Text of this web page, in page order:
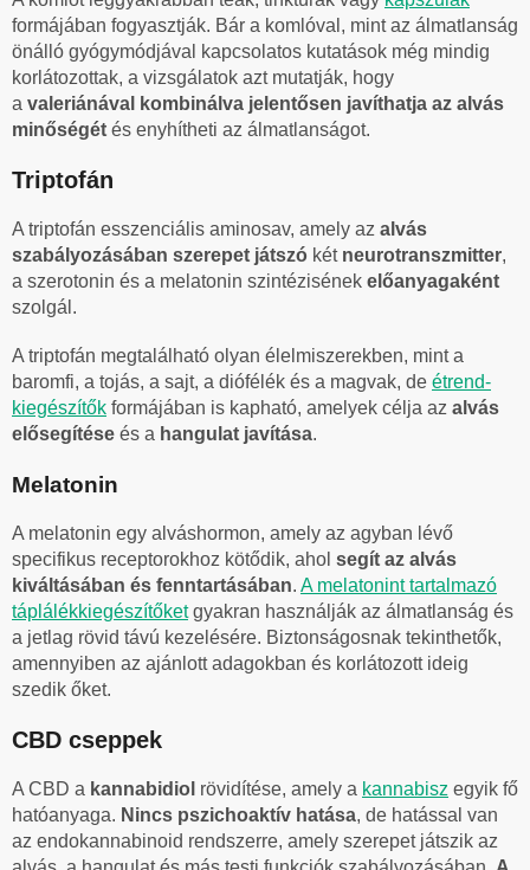
formájában fogyasztják. Bár a komlóval, mint az álmatlanság
önálló gyógymódjával kapcsolatos kutatások még mindig
korlátozottak, a vizsgálatok azt mutatják, hogy
a valeriánával kombinálva jelentősen javíthatja az alvás
minőségét és enyhítheti az álmatlanságot.
Triptofán
A triptofán esszenciális aminosav, amely az alvás
szabályozásában szerepet játszó két neurotranszmitter,
a szerotonin és a melatonin szintézisének előanyagaként
szolgál.
A triptofán megtalálható olyan élelmiszerekben, mint a
baromfi, a tojás, a sajt, a diófélék és a magvak, de étrend-
kiegészítők formájában is kapható, amelyek célja az alvás
elősegítése és a hangulat javítása.
Melatonin
A melatonin egy alváshormon, amely az agyban lévő
specifikus receptorokhoz kötődik, ahol segít az alvás
kiváltásában és fenntartásában. A melatonint tartalmazó
táplálékkiegészítőketgyakran használják az álmatlanság és
a jetlag rövid távú kezelésére. Biztonságosnak tekinthetők,
amennyiben az ajánlott adagokban és korlátozott ideig
szedik őket.
CBD cseppek
A CBD a kannabidiol rövidítése, amely a kannabisz egyik fő
hatóanyaga. Nincs pszichoaktív hatása, de hatással van
az endokannabinoid rendszerre, amely szerepet játszik az